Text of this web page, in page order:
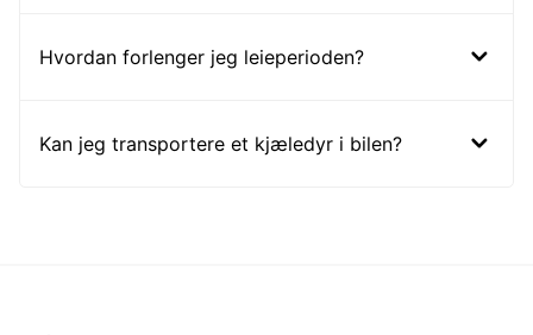
Hvordan forlenger jeg leieperioden?
Kan jeg transportere et kjæledyr i bilen?